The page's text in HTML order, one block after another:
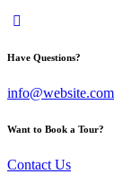
Have Questions?
info@website.com
Want to Book a Tour?
Contact Us